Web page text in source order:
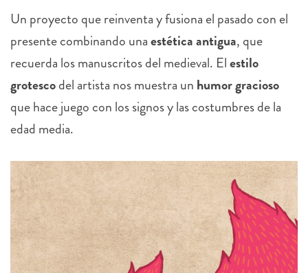
Un proyecto que reinventa y fusiona el pasado con el
presente combinando unaestética antigua, que
recuerda los manuscritos del medieval. Elestilo
grotescodel artista nos muestra un humor gracioso
que hace juego con los signos y las costumbres de la
edad media.